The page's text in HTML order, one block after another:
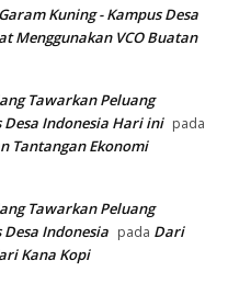
Kuning - Kampus Desa
Menggunakan VCO Buatan
Tawarkan Peluang
Desa Indonesia Hari ini pada
Tantangan Ekonomi
Tawarkan Peluang
Indonesia pada Dari
Kana Kopi